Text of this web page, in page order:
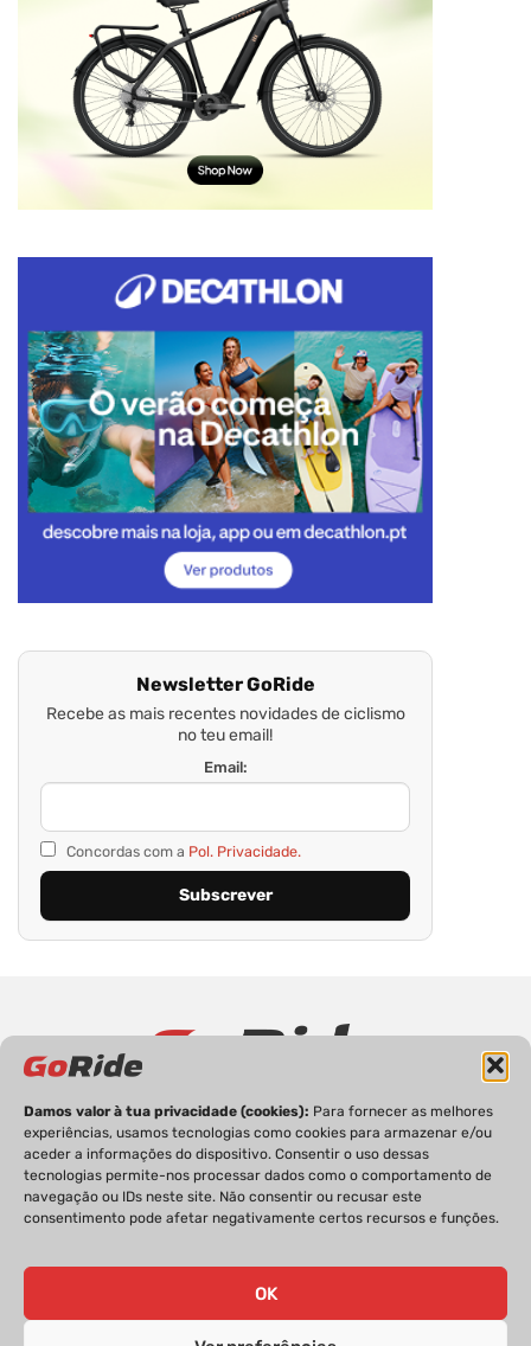
Damos valor à tua privacidade (cookies): Para fornecer as melhores
experiências, usamos tecnologias como cookies para armazenar e/ou
aceder a informações do dispositivo. Consentir o uso dessas
tecnologias permite-nos processar dados como o comportamento de
navegação ou IDs neste site. Não consentir ou recusar este
consentimento pode afetar negativamente certos recursos e funções.
OK
Newsletter GoRide
Recebe as mais recentes novidades de ciclismo
no teu email!
Email:
Concordas com a Pol. Privacidade.
PRIVACIDADE FICHA TÉCNICA
ESTATUTO EDITORIAL
POLÍTICA DE COOKIES
CONTACTOS
GoRide 2026 | Todos os direitos reservados.